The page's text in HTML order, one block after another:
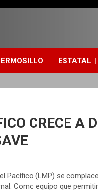
ESTATAL
CRECE A
Pacífico (LMP) se
Como equipo que